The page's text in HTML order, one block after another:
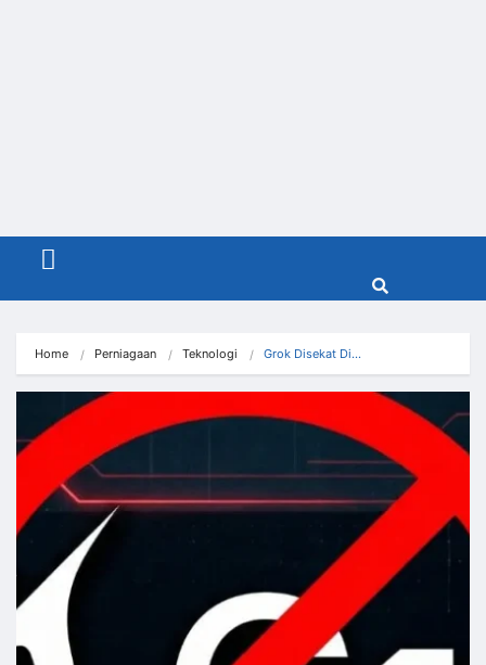
Menu
Home Perniagaan Teknologi Grok Disekat Di…